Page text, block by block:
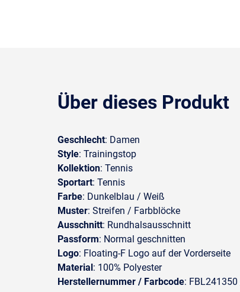
Über dieses Produkt
Geschlecht: Damen
Style: Trainingstop
Kollektion: Tennis
Sportart: Tennis
Farbe: Dunkelblau / Weiß
Muster: Streifen / Farbblöcke
Ausschnitt: Rundhalsausschnitt
Passform: Normal geschnitten
Logo: Floating-F Logo auf der Vorderseite
Material: 100% Polyester
Herstellernummer / Farbcode: